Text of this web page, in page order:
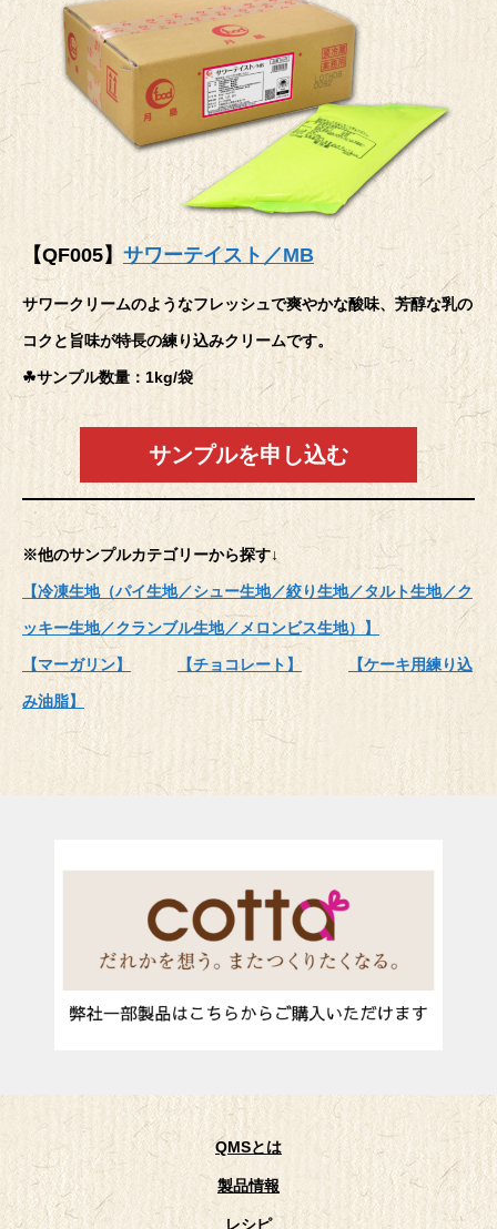
【QF005】 サワーテイスト／MB
サワークリームのようなフレッシュで爽やかな酸味、芳醇な乳の
コクと旨味が特長の練り込みクリームです。
☘サンプル数量：1kg/袋
サンプルを申し込む
※他のサンプルカテゴリーから探す↓
【冷凍生地（パイ生地／シュー生地／絞り生地／タルト生地／ク
ッキー生地／クランブル生地／メロンビス生地）】
【マーガリン】 【チョコレート】 【ケーキ用練り込
み油脂】
QMSとは
製品情報
レシピ